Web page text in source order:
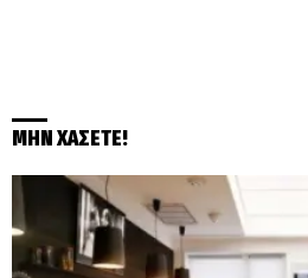
ΜΗΝ ΧΑΣΕΤΕ!